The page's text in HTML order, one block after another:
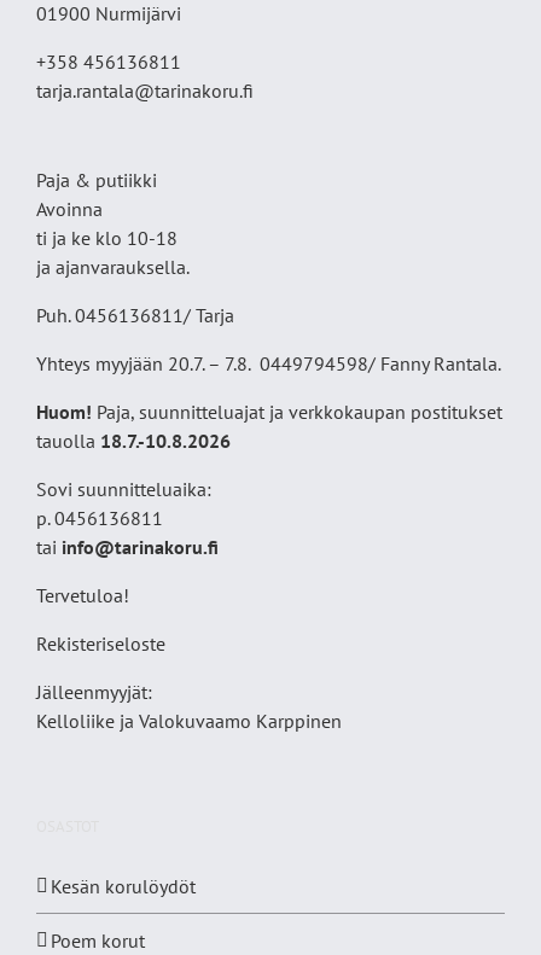
01900 Nurmijärvi
+358 456136811
tarja.rantala@tarinakoru.fi
Paja & putiikki
Avoinna
ti ja ke klo 10-18
ja ajanvarauksella.
Puh. 0456136811/ Tarja
Yhteys myyjään 20.7. – 7.8. 0449794598/ Fanny Rantala.
Huom! Paja, suunnitteluajat ja verkkokaupan postitukset
tauolla 18.7.-10.8.2026
Sovi suunnitteluaika:
p. 0456136811
tai info@tarinakoru.fi
Tervetuloa!
Rekisteriseloste
Jälleenmyyjät:
Kelloliike ja Valokuvaamo Karppinen
Kesän korulöydöt
Poem korut